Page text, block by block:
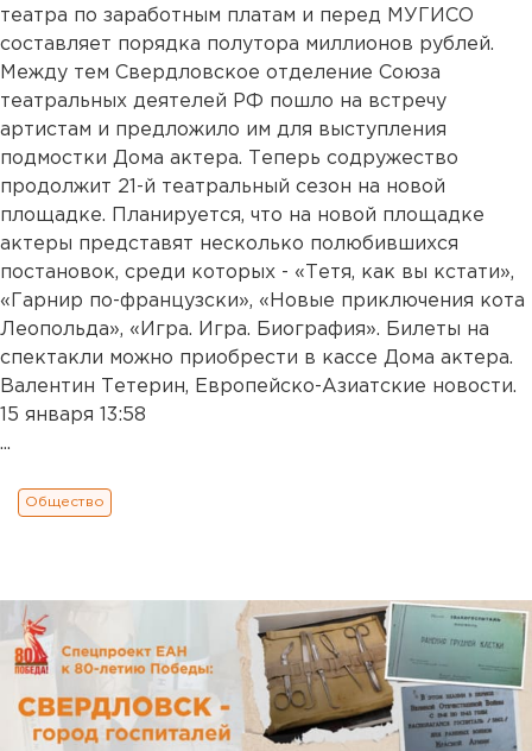
театра по заработным платам и перед МУГИСО
составляет порядка полутора миллионов рублей.
Между тем Свердловское отделение Союза
театральных деятелей РФ пошло на встречу
артистам и предложило им для выступления
подмостки Дома актера. Теперь содружество
продолжит 21-й театральный сезон на новой
площадке. Планируется, что на новой площадке
актеры представят несколько полюбившихся
постановок, среди которых - «Тетя, как вы кстати»,
«Гарнир по-французски», «Новые приключения кота
Леопольда», «Игра. Игра. Биография». Билеты на
спектакли можно приобрести в кассе Дома актера.
Валентин Тетерин, Европейско-Азиатские новости.
15 января 13:58
...
Общество